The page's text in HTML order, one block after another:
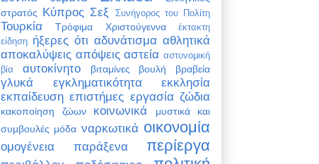
στρατός Κύπρος Σεξ Συνήγορος του Πολίτη
Τουρκία Τρόφιμα Χριστούγεννα
έκτακτη
είδηση ήξερες ότι αδυνάτισμα αθλητικά
αποκαλύψεις απόψεις αστεία αστυνομική
βία
αυτοκίνητο βιταμίνες βουλή βραβεία
γλυκά εγκληματικότητα
εκκλησία
εκπαίδευση επιστήμες εργασία ζώδια
κακοποίηση ζώων κοινωνικά
μυστικά και
συμβουλές μόδα ναρκωτικά οικονομία
ομογένεια παράξενα περίεργα